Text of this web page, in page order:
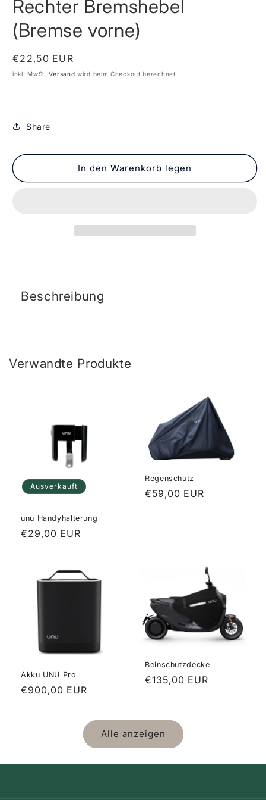
in
Modal
öffnen
Rechter Bremshebel
(Bremse vorne)
Normaler
Preis
€22,50 EUR
inkl. MwSt.Versand wird beim Checkout berechnet
Share
In den Warenkorb legen
Beschreibung
Verwandte Produkte
Ausverkauft
unu Handyhalterung
Normaler
€29,00 EUR
Regenschutz
Normaler
€59,00 EUR
Akku UNU Pro
Normaler
€900,00 EUR
Beinschutzdecke
Normaler
€135,00 EUR
Alle anzeigen